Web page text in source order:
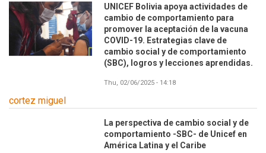
UNICEF Bolivia apoya actividades de
cambio de comportamiento para
promover la aceptación de la vacuna
COVID-19. Estrategias clave de
cambio social y de comportamiento
(SBC), logros y lecciones aprendidas.
Thu, 02/06/2025 - 14:18
cortez miguel
La perspectiva de cambio social y de
comportamiento -SBC- de Unicef en
América Latina y el Caribe